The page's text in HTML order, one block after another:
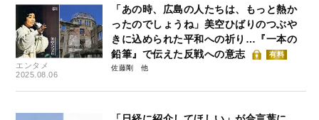
エンタメ
2025.08.06
「あの時、広島の人たちは、もっと熱か
ったのでしょうね」美空ひばりのつぶや
きに込められた平和への祈り…『一本の
鉛筆』で伝えた反戦への意志
有料
佐藤剛